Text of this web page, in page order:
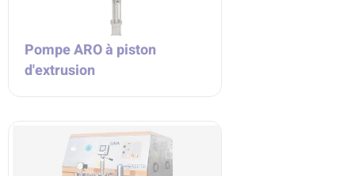
Pompe ARO à piston
d'extrusion